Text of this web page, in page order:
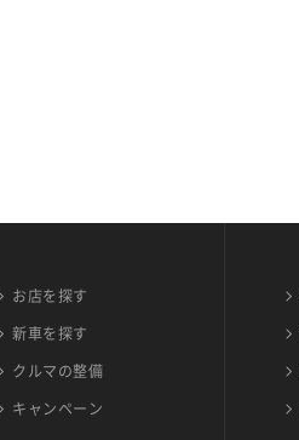
お店を探す
新車を探す
クルマの整備
キャンペーン